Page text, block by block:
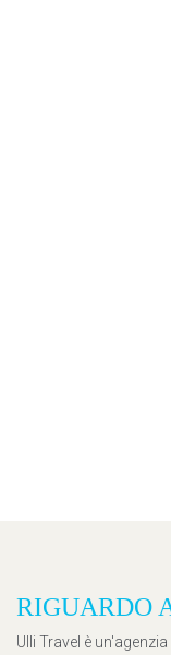
RIGUARDO
Ulli Travel è